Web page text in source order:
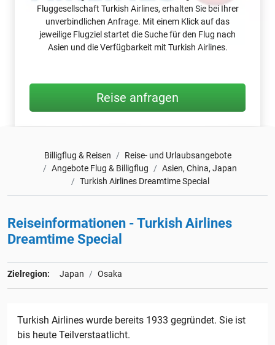
Fluggesellschaft Turkish Airlines, erhalten Sie bei Ihrer
unverbindlichen Anfrage. Mit einem Klick auf das
jeweilige Flugziel startet die Suche für den Flug nach
Asien und die Verfügbarkeit mit Turkish Airlines.
Reise anfragen
Billigflug & Reisen
Reise- und Urlaubsangebote
Angebote Flug & Billigflug
Asien, China, Japan
Turkish Airlines Dreamtime Special
Reiseinformationen - Turkish Airlines
Dreamtime Special
Zielregion: Japan Osaka
Turkish Airlines wurde bereits 1933 gegründet. Sie ist
bis heute Teilverstaatlicht.